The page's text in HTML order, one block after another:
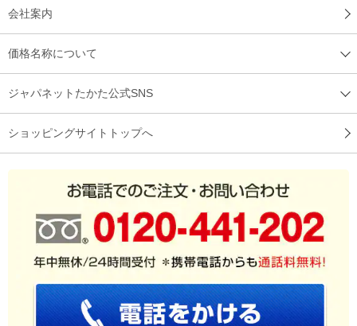
会社案内
価格名称について
ジャパネットたかた公式SNS
ショッピングサイトトップへ